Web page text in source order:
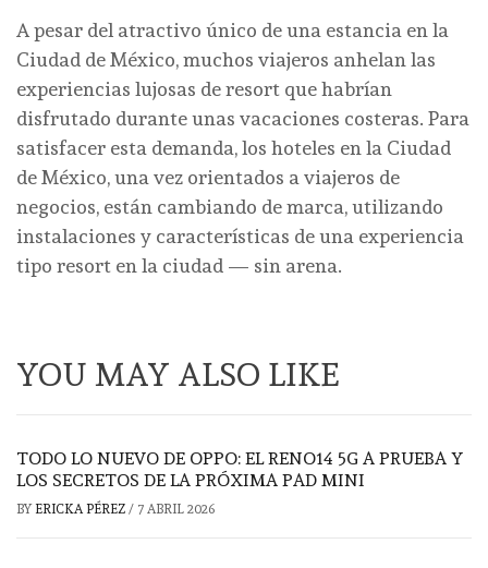
A pesar del atractivo único de una estancia en la
Ciudad de México, muchos viajeros anhelan las
experiencias lujosas de resort que habrían
disfrutado durante unas vacaciones costeras. Para
satisfacer esta demanda, los hoteles en la Ciudad
de México, una vez orientados a viajeros de
negocios, están cambiando de marca, utilizando
instalaciones y características de una experiencia
tipo resort en la ciudad — sin arena.
YOU MAY ALSO LIKE
TODO LO NUEVO DE OPPO: EL RENO14 5G A PRUEBA Y
LOS SECRETOS DE LA PRÓXIMA PAD MINI
BY ERICKA PÉREZ / 7 ABRIL 2026